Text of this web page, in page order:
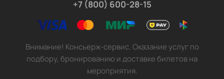
+7 (800) 600-28-15
Внимание! Консьерж-сервис. Оказание услуг по
подбору, бронированию и доставке билетов на
мероприятия.